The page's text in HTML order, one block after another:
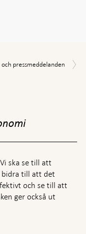
pressmeddelanden
ska se till att
bidra till att det
och se till att
ger också ut